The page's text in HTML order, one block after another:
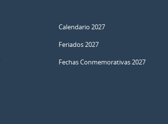
Calendario 2027
Feriados 2027
Fechas Conmemorativas 2027